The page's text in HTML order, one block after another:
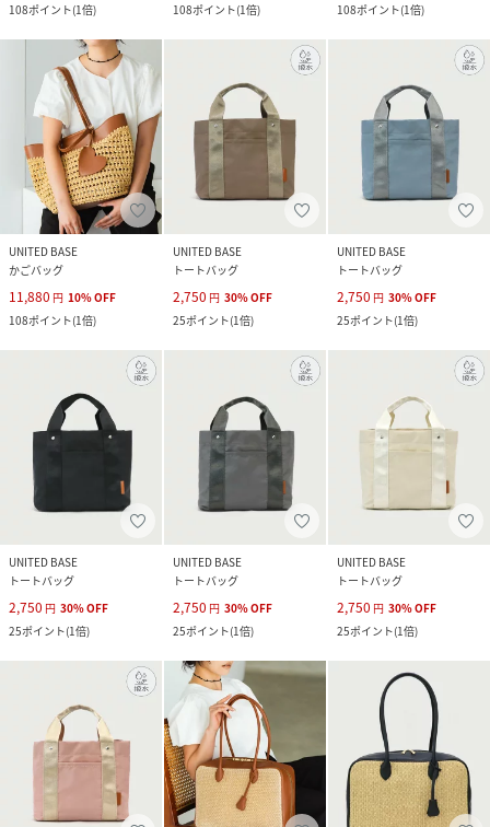
108ポイント(1倍)
108ポイント(1倍)
108ポイント(1倍)
UNITED BASE
かごバッグ
11,880 円 10%OFF
108ポイント(1倍)
UNITED BASE
トートバッグ
2,750 円 30%OFF
25ポイント(1倍)
UNITED BASE
トートバッグ
2,750 円 30%OFF
25ポイント(1倍)
UNITED BASE
トートバッグ
2,750 円 30%OFF
25ポイント(1倍)
UNITED BASE
トートバッグ
2,750 円 30%OFF
25ポイント(1倍)
UNITED BASE
トートバッグ
2,750 円 30%OFF
25ポイント(1倍)